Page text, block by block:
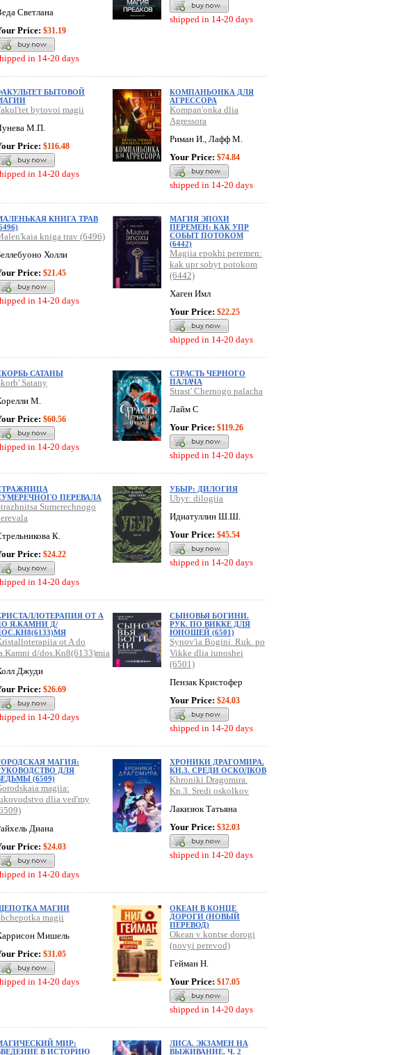
Светлана
Price: $31.19
in 14-20 days
shipped in 14-20 days
БЫТОВОЙ
bytovoi magii
М.П.
Price: $116.48
in 14-20 days
КОМПАНЬОНКА ДЛЯ
АГРЕССОРА
Kompan'onka dlia
Agressora
Риман И., Лафф М.
Your Price: $74.84
shipped in 14-20 days
КНИГА ТРАВ
kniga trav (6496)
Холли
Price: $21.45
in 14-20 days
МАГИЯ ЭПОХИ
ПЕРЕМЕН: КАК УПР
СОБЫТ ПОТОКОМ
(6442)
Magiia epokhi peremen:
kak upr sobyt potokom
(6442)
Хаген Имл
Your Price: $22.25
shipped in 14-20 days
САТАНЫ
Satany
М.
Price: $60.56
in 14-20 days
СТРАСТЬ ЧЕРНОГО
ПАЛАЧА
Strast' Chernogo palacha
Лайм С
Your Price: $119.26
shipped in 14-20 days
ПЕРЕВАЛА
Sumerechnogo
К.
Price: $24.22
in 14-20 days
УБЫР: ДИЛОГИЯ
Ubyr: dilogiia
Идиатуллин Ш.Ш.
Your Price: $45.54
shipped in 14-20 days
ОТ А
Я.КАМНИ Д/
ot A do
d/dos.Kn8(6133)mia
Джуди
Price: $26.69
in 14-20 days
СЫНОВЬЯ БОГИНИ.
РУК. ПО ВИККЕ ДЛЯ
ЮНОШЕЙ (6501)
Synov'ia Bogini. Ruk. po
Vikke dlia iunoshei
(6501)
Пензак Кристофер
Your Price: $24.03
shipped in 14-20 days
МАГИЯ:
ДЛЯ
(6509)
magiia:
dlia ved'my
Диана
Price: $24.03
in 14-20 days
ХРОНИКИ ДРАГОМИРА.
КН.3. СРЕДИ ОСКОЛКОВ
Khroniki Dragomira.
Kn.3. Sredi oskolkov
Лакизюк Татьяна
Your Price: $32.03
shipped in 14-20 days
МАГИИ
magii
Мишель
Price: $31.05
in 14-20 days
ОКЕАН В КОНЦЕ
ДОРОГИ (НОВЫЙ
ПЕРЕВОД)
Okean v kontse dorogi
(novyi perevod)
Гейман Н.
Your Price: $17.05
shipped in 14-20 days
МИР:
В ИСТОРИЮ
ЛИСА. ЭКЗАМЕН НА
ВЫЖИВАНИЕ. Ч. 2